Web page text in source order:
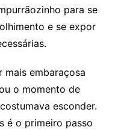
para se
e se expor
embaraçosa
o momento de
esconder.
é o primeiro passo